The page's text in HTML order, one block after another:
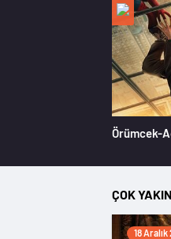
ÇOK
18